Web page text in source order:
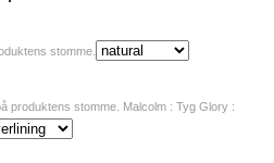
stomme.
produktens stomme. Malcolm : Tyg Glory :